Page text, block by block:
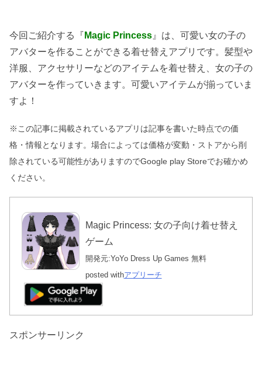
今回ご紹介する『 Magic Princess 』は、可愛い女の子の
アバターを作ることができる着せ替えアプリです。髪型や
洋服、アクセサリーなどのアイテムを着せ替え、女の子の
アバターを作っていきます。可愛いアイテムが揃っていま
すよ！
※この記事に掲載されているアプリは記事を書いた時点での価
格・情報となります。場合によっては価格が変動・ストアから削
除されている可能性がありますのでGoogle play Storeでお確かめ
ください。
Magic Princess: 女の子向け着せ替え
ゲーム
開発元:YoYo Dress Up Games 無料
posted withアプリーチ
スポンサーリンク